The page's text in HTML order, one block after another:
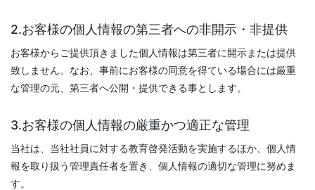
2.お客様の個人情報の第三者への非開示・非提供
お客様からご提供頂きました個人情報は第三者に開示または提供
致しません。なお、事前にお客様の同意を得ている場合には厳重
な管理の元、第三者へ公開・提供できる事とします。
3.お客様の個人情報の厳重かつ適正な管理
当社は、当社社員に対する教育啓発活動を実施するほか、個人情
報を取り扱う管理責任者を置き、個人情報の適切な管理に努めま
す。